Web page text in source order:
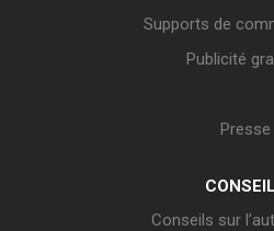
Supports de
Publicité
Presse
Conseils sur